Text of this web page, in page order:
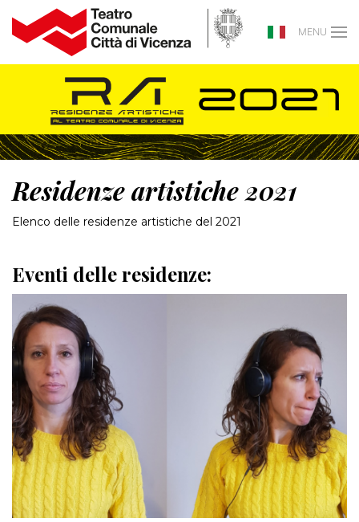
MENU
Residenze artistiche 2021
Elenco delle residenze artistiche del 2021
Eventi delle residenze: